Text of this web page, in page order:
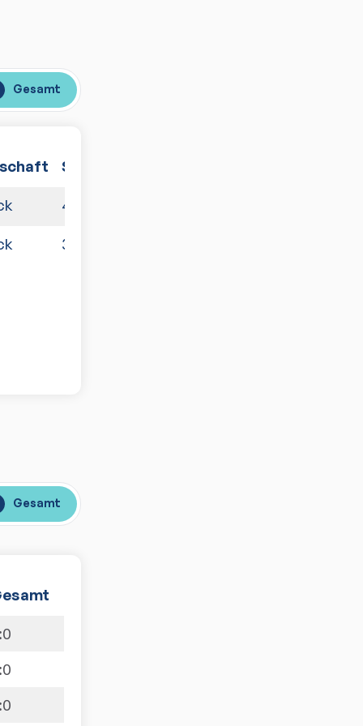
Gesamt
Spiele
4:6
3:7
Gesamt
0
0
0